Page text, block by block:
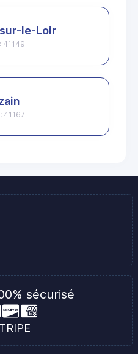
le-Loir
41149
41167
sécurisé